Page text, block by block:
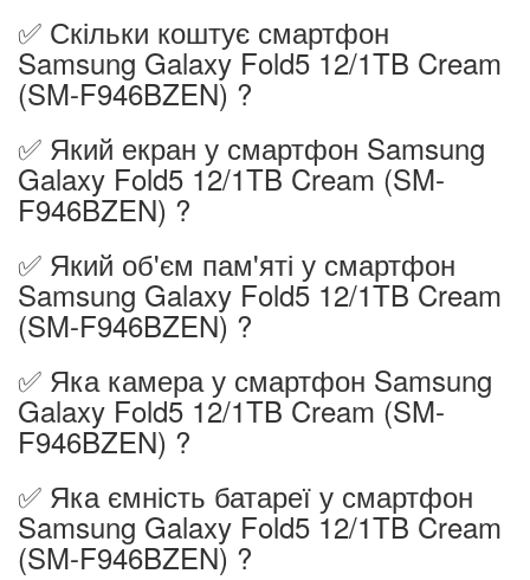
✅ Скільки коштує смартфон
Samsung Galaxy Fold5 12/1TB Cream
(SM-F946BZEN) ?
✅ Який екран у смартфон Samsung
Galaxy Fold5 12/1TB Cream (SM-
F946BZEN) ?
✅ Який об'єм пам'яті у смартфон
Samsung Galaxy Fold5 12/1TB Cream
(SM-F946BZEN) ?
✅ Яка камера у смартфон Samsung
Galaxy Fold5 12/1TB Cream (SM-
F946BZEN) ?
✅ Яка ємність батареї у смартфон
Samsung Galaxy Fold5 12/1TB Cream
(SM-F946BZEN) ?